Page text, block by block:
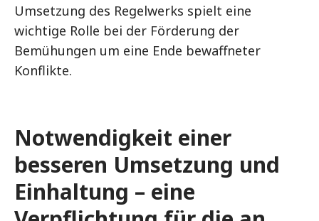
Umsetzung des Regelwerks spielt eine
wichtige Rolle bei der Förderung der
Bemühungen um eine Ende bewaffneter
Konflikte.
Notwendigkeit einer
besseren Umsetzung und
Einhaltung – eine